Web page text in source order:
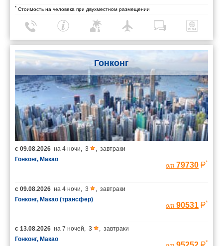
* Стоимость на человека при двухместном размещении
Гонконг
с 09.08.2026 на 4 ночи, 3 , завтраки
Гонконг, Макао
от 79730 *
с 09.08.2026 на 4 ночи, 3 , завтраки
Гонконг, Макао (трансфер)
от 90531 *
с 13.08.2026 на 7 ночей, 3 , завтраки
Гонконг, Макао
*